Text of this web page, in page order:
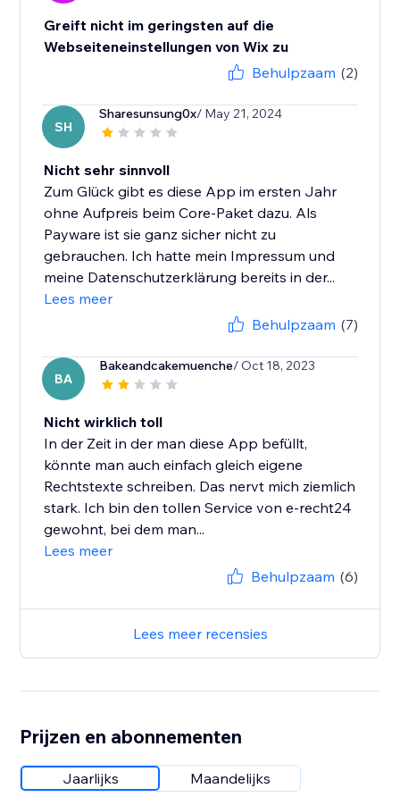
Greift nicht im geringsten auf die
Webseiteneinstellungen von Wix zu
Behulpzaam (2)
SH
Sharesunsung0x/ May 21, 2024
Nicht sehr sinnvoll
Zum Glück gibt es diese App im ersten Jahr
ohne Aufpreis beim Core-Paket dazu. Als
Payware ist sie ganz sicher nicht zu
gebrauchen. Ich hatte mein Impressum und
meine Datenschutzerklärung bereits in der...
Lees meer
Behulpzaam (7)
BA
Bakeandcakemuenche/ Oct 18, 2023
Nicht wirklich toll
In der Zeit in der man diese App befüllt,
könnte man auch einfach gleich eigene
Rechtstexte schreiben. Das nervt mich ziemlich
stark. Ich bin den tollen Service von e-recht24
gewohnt, bei dem man...
Lees meer
Behulpzaam (6)
Lees meer recensies
Prijzen en abonnementen
Jaarlijks Maandelijks